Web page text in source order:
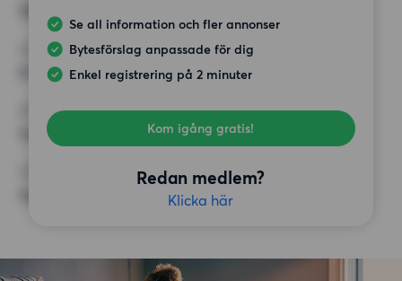
Se all information och fler annonser
Bytesförslag anpassade för dig
Enkel registrering på 2 minuter
Kom igång gratis!
Redan medlem?
Klicka här
HÖGSTA HYRA
8 000 kr
Inga speciella krav
ÖVRIGA PREFERENSER
Inga speciella preferenser